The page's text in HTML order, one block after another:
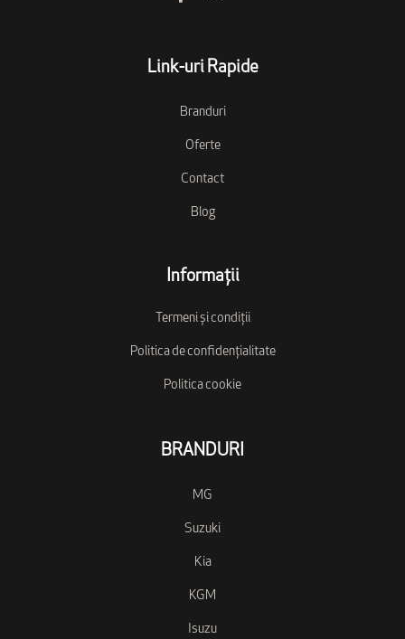
Link-uri Rapide
Branduri
Oferte
Contact
Blog
Informații
Termeni și condiții
Politica de confidențialitate
Politica cookie
BRANDURI
MG
Suzuki
Kia
KGM
Isuzu